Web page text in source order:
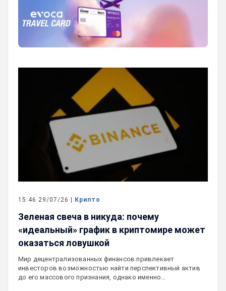
15:46 29/07/26 | Крипто
Зеленая свеча в никуда: почему
«идеальный» график в криптомире может
оказаться ловушкой
Мир децентрализованных финансов привлекает
инвесторов возможностью найти перспективный актив
до его массового признания, однако именно…